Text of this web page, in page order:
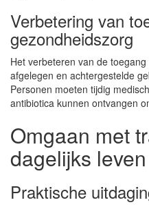
Verbetering van
gezondheidszorg
Het verbeteren van de
afgelegen en achtergestelde
Personen moeten tijdig
antibiotica kunnen ontvangen
Omgaan met
dagelijks leven
Praktische